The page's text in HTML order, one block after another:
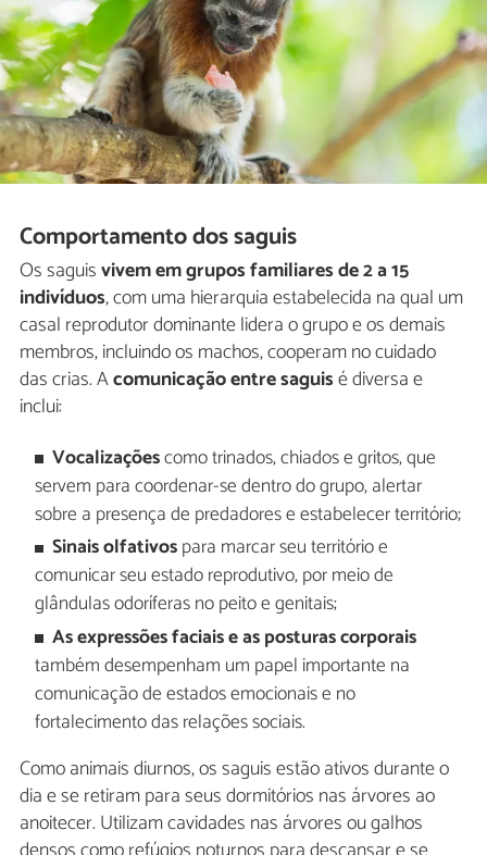
Comportamento dos saguis
Os saguisvivem em grupos familiares de 2 a 15
indivíduos, com uma hierarquia estabelecida na qual um
casal reprodutor dominante lidera o grupo e os demais
membros, incluindo os machos, cooperam no cuidado
das crias. Acomunicação entre saguisé diversa e
inclui:
Vocalizaçõescomo trinados, chiados e gritos, que
servem para coordenar-se dentro do grupo, alertar
sobre a presença de predadores e estabelecer território;
Sinais olfativospara marcar seu território e
comunicar seu estado reprodutivo, por meio de
glândulas odoríferas no peito e genitais;
As expressões faciais e as posturas corporais
também desempenham um papel importante na
comunicação de estados emocionais e no
fortalecimento das relações sociais.
Como animais diurnos, os saguis estão ativos durante o
dia e se retiram para seus dormitórios nas árvores ao
anoitecer. Utilizam cavidades nas árvores ou galhos